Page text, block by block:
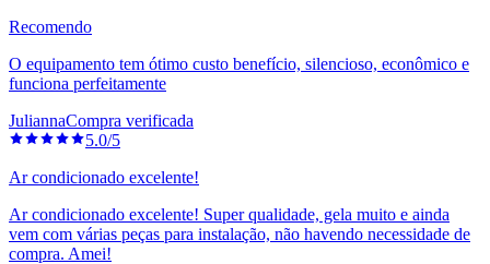
Recomendo
O equipamento tem ótimo custo benefício, silencioso, econômico e
funciona perfeitamente
JuliannaCompra verificada
5.0/5
Ar condicionado excelente!
Ar condicionado excelente! Super qualidade, gela muito e ainda
vem com várias peças para instalação, não havendo necessidade de
compra. Amei!